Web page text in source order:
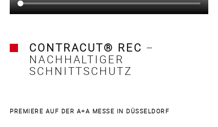
CONTRACUT® REC –
NACHHALTIGER
SCHNITTSCHUTZ
PREMIERE AUF DER A+A MESSE IN DÜSSELDORF